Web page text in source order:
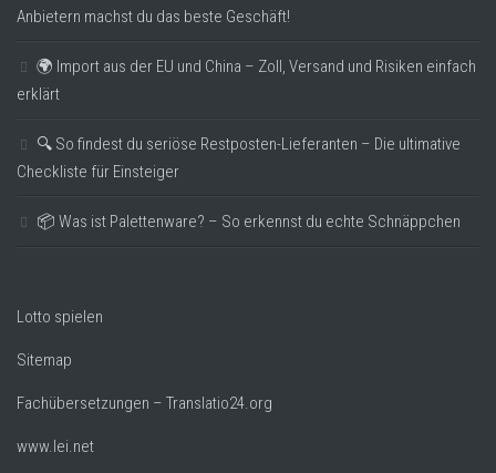
Anbietern machst du das beste Geschäft!
🌍 Import aus der EU und China – Zoll, Versand und Risiken einfach
erklärt
🔍 So findest du seriöse Restposten-Lieferanten – Die ultimative
Checkliste für Einsteiger
📦 Was ist Palettenware? – So erkennst du echte Schnäppchen
Lotto spielen
Sitemap
Fachübersetzungen – Translatio24.org
www.lei.net